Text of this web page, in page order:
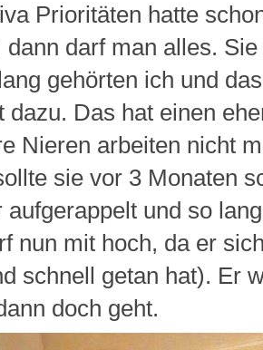
Prioritäten hatte
dann darf man alles.
gehörten ich und
dazu. Das hat einen
Nieren arbeiten nicht
sie vor 3 Monaten
aufgerappelt und so
nun mit hoch, da er
schnell getan hat). Er
doch geht.